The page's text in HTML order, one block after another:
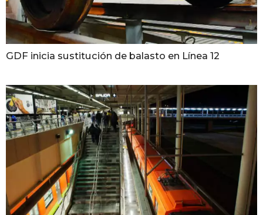
GDF inicia sustitución de balasto en Línea 12